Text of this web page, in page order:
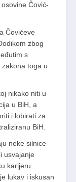
Čović-
Čovićeve
zbog
s
toga u
nikako niti u
u BiH, a
i lobirati za
BiH.
neke silnice
usvajanje
karijeru
lukav i iskusan